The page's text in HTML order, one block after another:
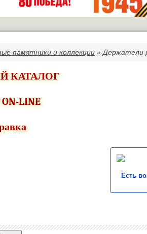
памятники и коллекции » Держатели
КАТАЛОГ
LINE
Есть